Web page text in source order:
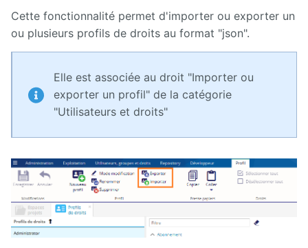
Cette fonctionnalité permet d'importer ou exporter un
ou plusieurs profils de droits au format "json".
Elle est associée au droit "Importer ou
exporter un profil" de la catégorie
"Utilisateurs et droits"